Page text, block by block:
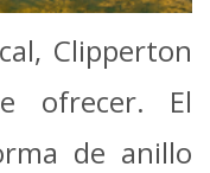
Clipperton
ofrecer. El
de anillo